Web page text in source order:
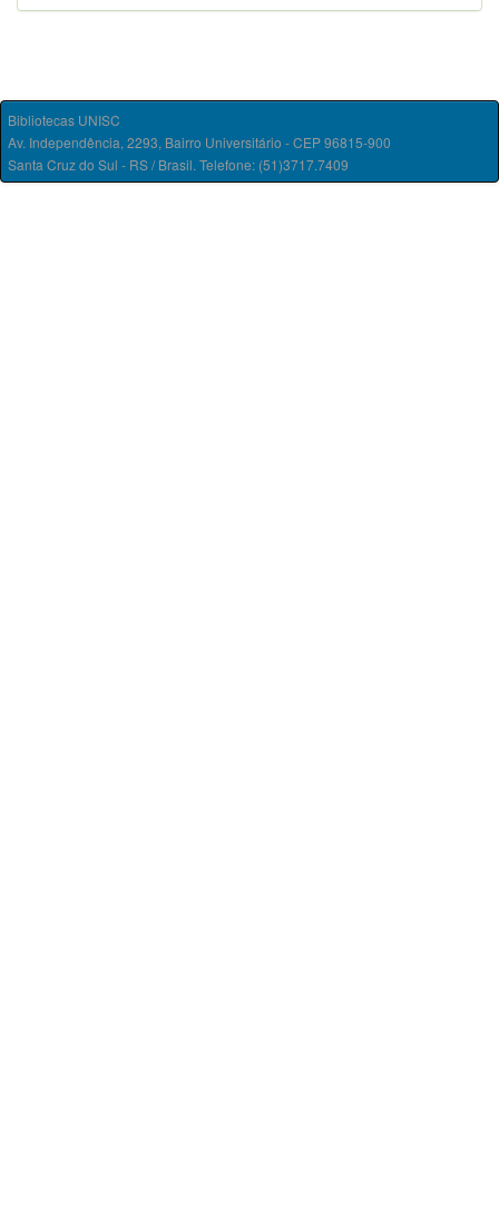
Bibliotecas UNISC
Av. Independência, 2293, Bairro Universitário - CEP 96815-900
Santa Cruz do Sul - RS / Brasil. Telefone: (51)3717.7409